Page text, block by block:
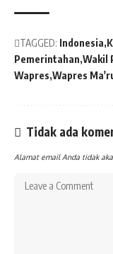
TAGGED: Indonesia
Pemerintahan Wakil
Wapres Wapres
Tidak ada
Alamat email Anda tidak